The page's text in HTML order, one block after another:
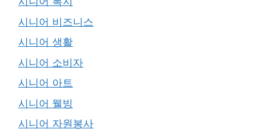
시니어 비즈니스
시니어 생활
시니어 소비자
시니어 아트
시니어 웰빙
시니어 자원봉사